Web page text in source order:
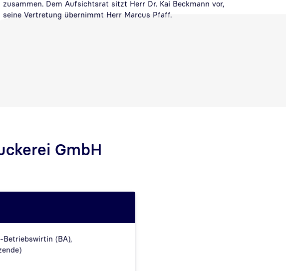
zusammen. Dem Aufsichtsrat sitzt Herr Dr. Kai Beckmann vor,
seine Vertretung übernimmt Herr Marcus Pfaff.
GmbH
Betriebswirtin (BA),